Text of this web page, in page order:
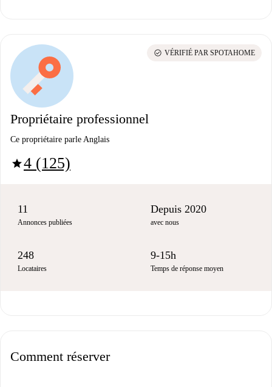
Propriétaire professionnel
Ce propriétaire parle Anglais
star4 (125)
check_circle VÉRIFIÉ PAR SPOTAHOME
11
Annonces publiées
Depuis 2020
avec nous
248
Locataires
9-15h
Temps de réponse moyen
Comment réserver